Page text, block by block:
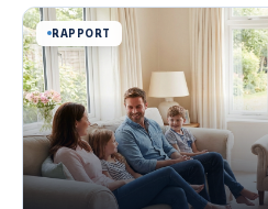
RAPPORT